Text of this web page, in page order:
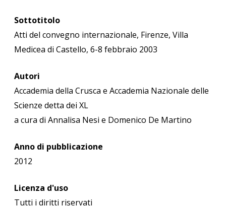
Sottotitolo
Atti del convegno internazionale, Firenze, Villa
Medicea di Castello, 6-8 febbraio 2003
Autori
Accademia della Crusca e Accademia Nazionale delle
Scienze detta dei XL
a cura di Annalisa Nesi e Domenico De Martino
Anno di pubblicazione
2012
Licenza d'uso
Tutti i diritti riservati